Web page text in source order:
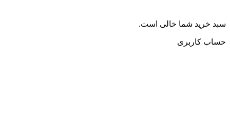
سبد خرید شما خالی است.
حساب کاربری